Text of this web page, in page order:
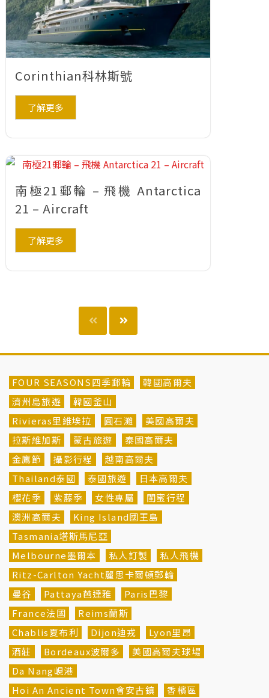
Corinthian科林斯號
了解更多
南極21郵輪 – 飛機 Antarctica
21 – Aircraft
了解更多
FOUR SEASONS四季郵輪
韓國高爾夫
濟州島旅遊
韓國釜山
Rivieras里維埃拉
圓石灘
美國高爾夫
拉斯維加斯
蒙古旅遊
泰國高爾夫
金鷹節
攝影行程
越南高爾夫
Thailand泰國
泰國旅遊
日本高爾夫
櫻花季
紫藤季 女性專屬
閨蜜行程
澳洲高爾夫
King Island國王島
Tasmania塔斯馬尼亞
Melbourne墨爾本
私人訂製
私人飛機
Ritz-Carlton Yacht麗思卡爾頓郵輪
曼谷
Pattaya芭達雅
Paris巴黎
France法國
Reims蘭斯
Chablis夏布利
Dijon迪戎
Lyon里昂
酒莊
Bordeaux波爾多
美國高爾夫球場
Da Nang峴港
Hoi An Ancient Town會安古鎮
香檳區